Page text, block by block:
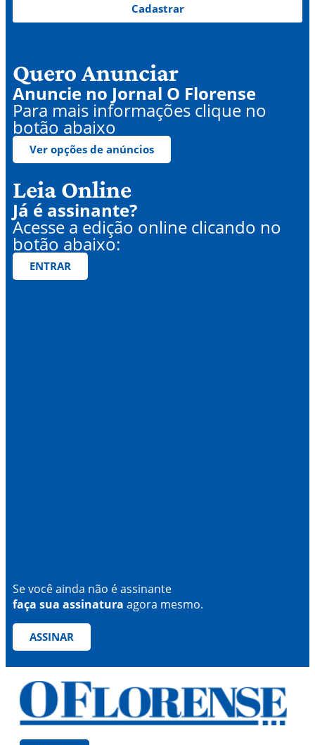
Cadastrar
Quero Anunciar
Anuncie no Jornal O Florense
Para mais informações clique no
botão abaixo
Ver opções de anúncios
Leia Online
Já é assinante?
Acesse a edição online clicando no
botão abaixo:
ENTRAR
Se você ainda não é assinante
faça sua assinatura agora mesmo.
ASSINAR